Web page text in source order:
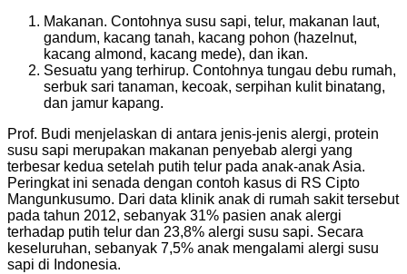
Makanan. Contohnya susu sapi, telur, makanan laut,
gandum, kacang tanah, kacang pohon (hazelnut,
kacang almond, kacang mede), dan ikan.
Sesuatu yang terhirup. Contohnya tungau debu rumah,
serbuk sari tanaman, kecoak, serpihan kulit binatang,
dan jamur kapang.
Prof. Budi menjelaskan di antara jenis-jenis alergi, protein
susu sapi merupakan makanan penyebab alergi yang
terbesar kedua setelah putih telur pada anak-anak Asia.
Peringkat ini senada dengan contoh kasus di RS Cipto
Mangunkusumo. Dari data klinik anak di rumah sakit tersebut
pada tahun 2012, sebanyak 31% pasien anak alergi
terhadap putih telur dan 23,8% alergi susu sapi. Secara
keseluruhan, sebanyak 7,5% anak mengalami alergi susu
sapi di Indonesia.